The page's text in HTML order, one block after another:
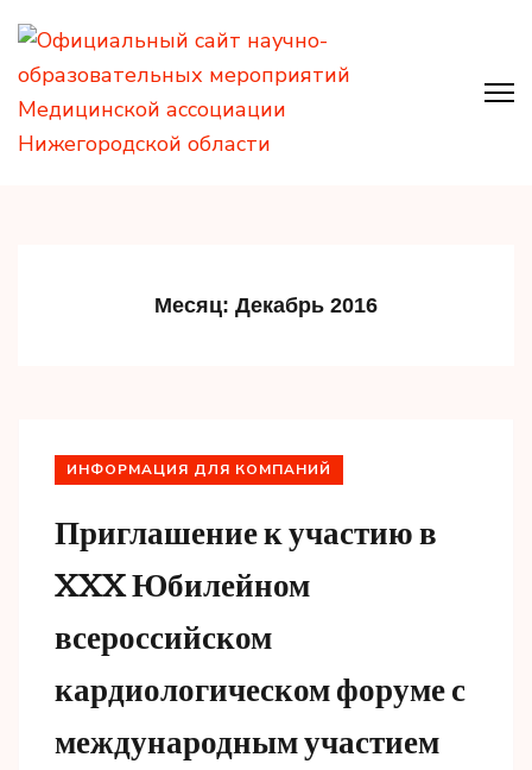
содержимому
(нажмите
Enter)
мероприятий Медицинской
Месяц: Декабрь 2016
ИНФОРМАЦИЯ ДЛЯ КОМПАНИЙ
Приглашение к участию в
XXX Юбилейном
всероссийском
кардиологическом форуме с
международным участием